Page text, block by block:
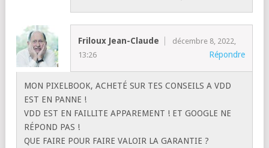
Friloux Jean-Claude
décembre 8, 2022,
13:26
Répondre
MON PIXELBOOK, ACHETÉ SUR TES CONSEILS A VDD
EST EN PANNE !
VDD EST EN FAILLITE APPAREMENT ! ET GOOGLE NE
RÉPOND PAS !
QUE FAIRE POUR FAIRE VALOIR LA GARANTIE ?